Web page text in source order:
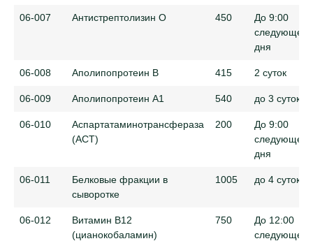
06-007 Антистрептолизин О 450
До 9:00
следующего
дня
06-008 Аполипопротеин B 415 2 суток
06-009 Аполипопротеин A1 540 до 3 суток
06-010
Аспартатаминотрансфераза
(АСТ)
200
До 9:00
следующего
дня
06-011
Белковые фракции в
сыворотке
1005 до 4 суток
06-012
Витамин B12
(цианокобаламин)
750
До 12:00
следующего